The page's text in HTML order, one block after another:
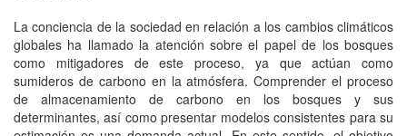
La conciencia de la sociedad en relación a los cambios climáticos
globales ha llamado la atención sobre el papel de los bosques
como mitigadores de este proceso, ya que actúan como
sumideros de carbono en la atmósfera. Comprender el proceso
de almacenamiento de carbono en los bosques y sus
determinantes, así como presentar modelos consistentes para su